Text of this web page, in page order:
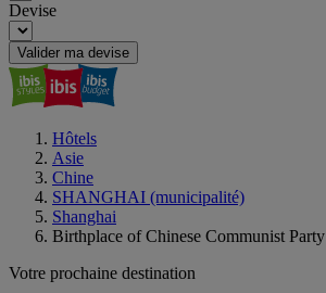
Devise
Valider ma devise
Hôtels
Asie
Chine
SHANGHAI (municipalité)
Shanghai
Birthplace of Chinese Communist Party
Votre prochaine destination